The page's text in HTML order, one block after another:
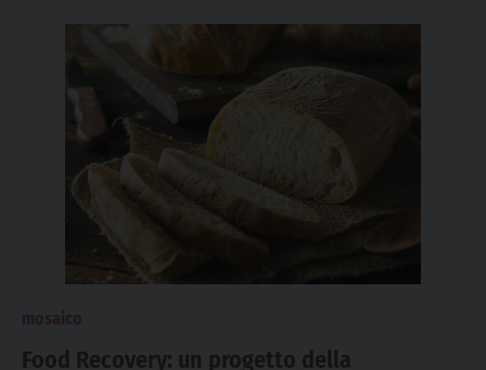
Food Recovery: un progetto della